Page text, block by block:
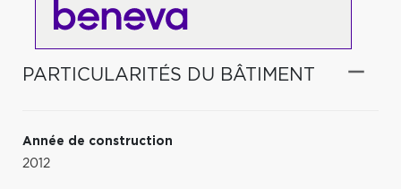
PARTICULARITÉS DU BÂTIMENT
Année de construction
2012